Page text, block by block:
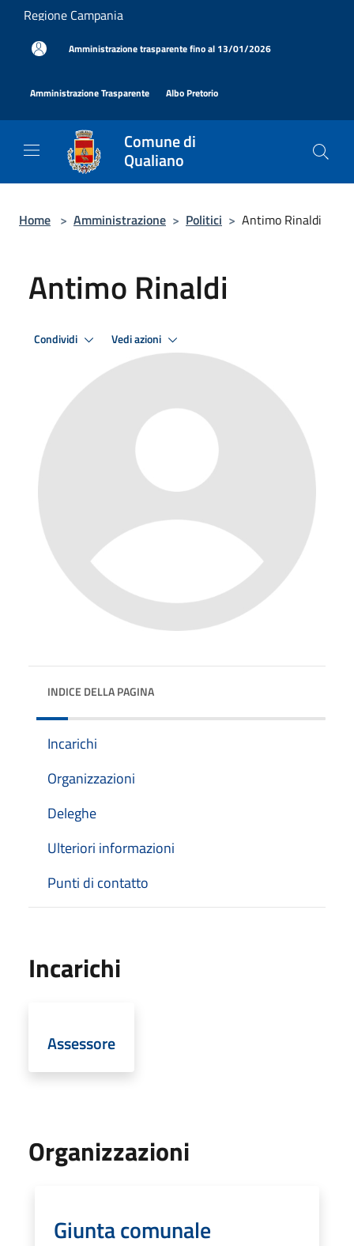
Salta al contenuto principale
Regione Campania
Amministrazione trasparente fino al 13/01/2026
Amministrazione Trasparente Albo Pretorio
Comune di
Qualiano
Home > Amministrazione > Politici > Antimo Rinaldi
Antimo Rinaldi
Condividi Vedi azioni
INDICE DELLA PAGINA
Incarichi
Organizzazioni
Deleghe
Ulteriori informazioni
Punti di contatto
Incarichi
Assessore
Organizzazioni
Giunta comunale